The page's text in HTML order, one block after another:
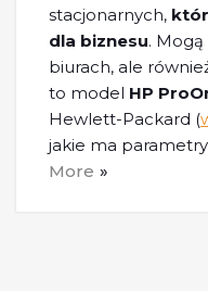
stacjonarnych,
dla biznesu.
biurach, ale
to model HP
Hewlett-Packard (
jakie ma
More